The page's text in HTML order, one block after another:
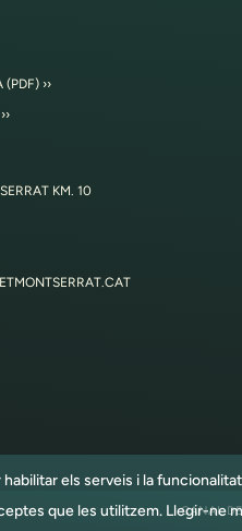
(PDF) ››
KM. 10
CANAL
els serveis i la
que les utilitzem. Llegir-ne